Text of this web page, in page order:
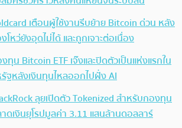
เตือนผู้ใช้งานรีบย้าย Bitcoin ด่วน หลัง
โหว่ยังอุดไม่ได้ และถูกเจาะต่อเนื่อง
ทุน Bitcoin ETF เจ๊งและปิดตัวเป็นแห่งแรกใน
ฐหลังเงินทุนไหลออกไปฝั่ง AI
ลุยเปิดตัว Tokenized สำหรับกองทุน
ดเงินยุโรปมูลค่า 3.11 แสนล้านดอลลาร์